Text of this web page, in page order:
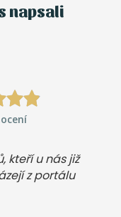
napsali
kteří u nás již
z portálu